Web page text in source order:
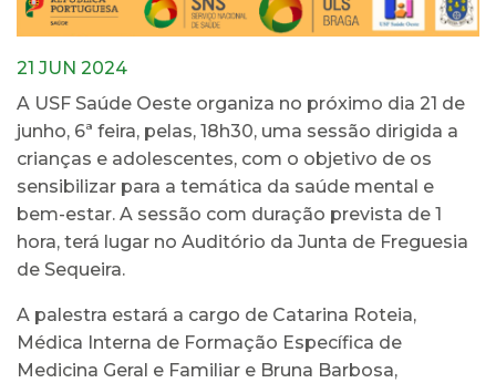
21 JUN 2024
A USF Saúde Oeste organiza no próximo dia 21 de
junho, 6ª feira, pelas, 18h30, uma sessão dirigida a
crianças e adolescentes, com o objetivo de os
sensibilizar para a temática da saúde mental e
bem-estar. A sessão com duração prevista de 1
hora, terá lugar no Auditório da Junta de Freguesia
de Sequeira.
A palestra estará a cargo de Catarina Roteia,
Médica Interna de Formação Específica de
Medicina Geral e Familiar e Bruna Barbosa,